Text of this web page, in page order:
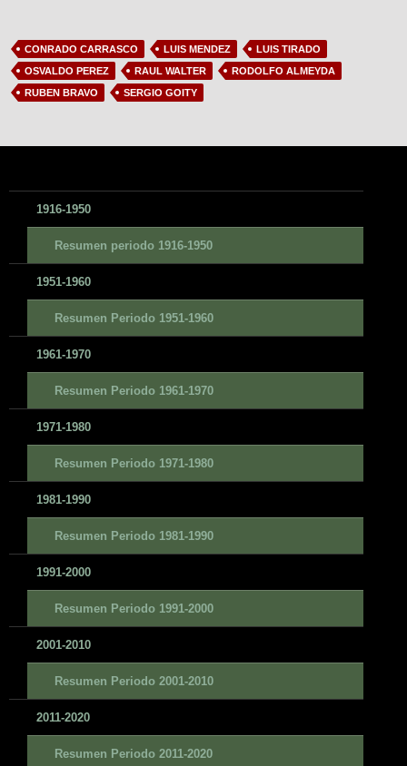
CONRADO CARRASCO LUIS MENDEZ
LUIS TIRADO
OSVALDO PEREZ
RAUL WALTER
RODOLFO ALMEYDA
RUBEN BRAVO
SERGIO GOITY
1916-1950
Resumen periodo 1916-1950
1951-1960
Resumen Periodo 1951-1960
1961-1970
Resumen Periodo 1961-1970
1971-1980
Resumen Periodo 1971-1980
1981-1990
Resumen Periodo 1981-1990
1991-2000
Resumen Periodo 1991-2000
2001-2010
Resumen Periodo 2001-2010
2011-2020
Resumen Periodo 2011-2020